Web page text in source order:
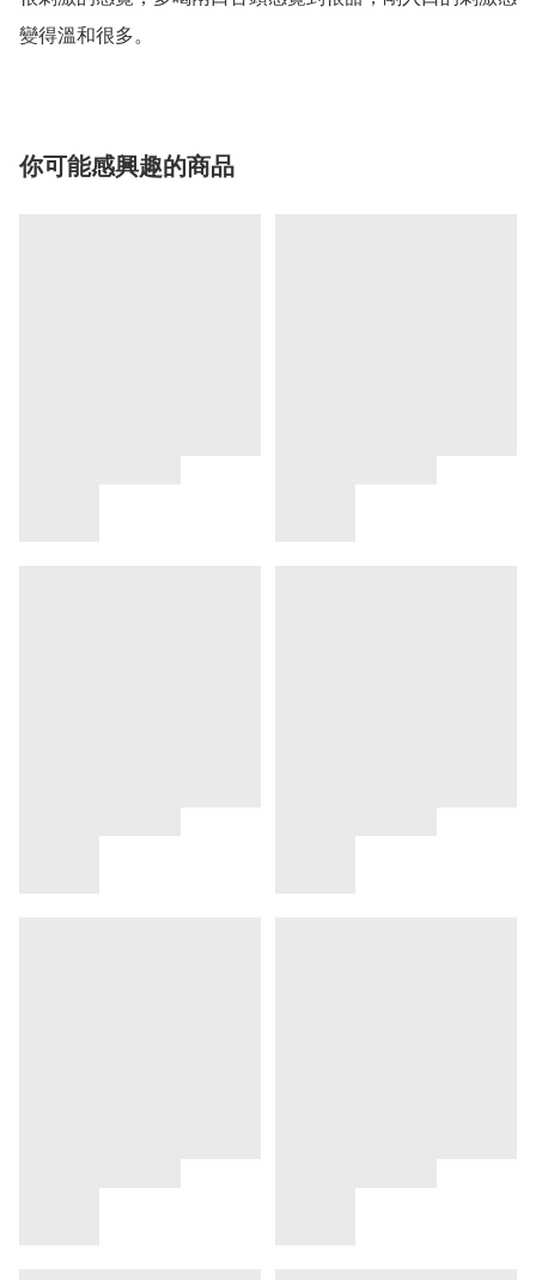
變得溫和很多。
你可能感興趣的商品